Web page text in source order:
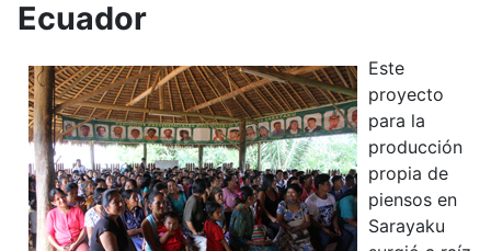
Ecuador
Este
proyecto
para la
producción
propia de
piensos en
Sarayaku